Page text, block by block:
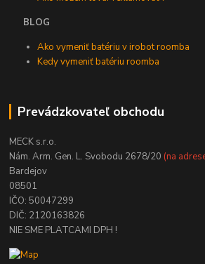
BLOG
Ako vymeniť batériu v irobot roomba
Kedy vymeniť batériu roomba
Prevádzkovateľ obchodu
MECK s.r.o.
Nám. Arm. Gen. L. Svobodu 2678/20 (na
Bardejov
08501
IČO: 50047299
DIČ: 2120163826
NIE SME PLATCAMI DPH !